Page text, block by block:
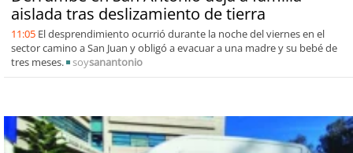
aislada tras deslizamiento de tierra
11:05 El desprendimiento ocurrió durante la noche del viernes en el
sector camino a San Juan y obligó a evacuar a una madre y su bebé de
tres meses.
soysanantonio